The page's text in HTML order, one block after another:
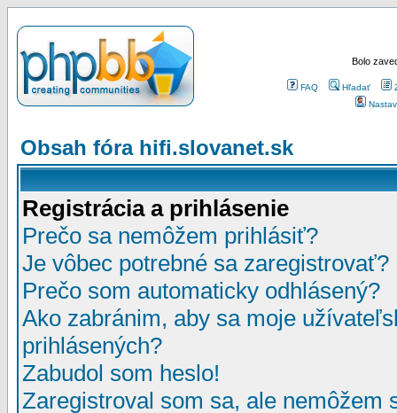
Bolo
FAQ Hľadať
Obsah fóra hifi.slovanet.sk
Registrácia a prihlásenie
Prečo sa nemôžem prihlásiť?
Je vôbec potrebné sa zaregistrovať?
Prečo som automaticky odhlásený?
Ako zabránim, aby sa moje
prihlásených?
Zabudol som heslo!
Zaregistroval som sa, ale nemôžem